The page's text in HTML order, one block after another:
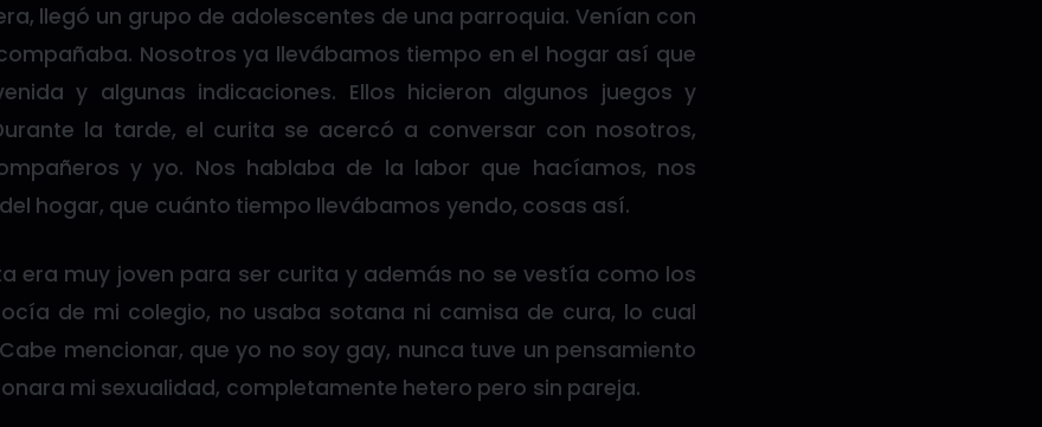
llegó un grupo de adolescentes de una parroquia. Venían con
Nosotros ya llevábamos tiempo en el hogar así que
y algunas indicaciones. Ellos hicieron algunos juegos y
la tarde, el curita se acercó a conversar con nosotros,
y yo. Nos hablaba de la labor que hacíamos, nos
hogar, que cuánto tiempo llevábamos yendo, cosas así.
era muy joven para ser curita y además no se vestía como los
de mi colegio, no usaba sotana ni camisa de cura, lo cual
mencionar, que yo no soy gay, nunca tuve un pensamiento
mi sexualidad, completamente hetero pero sin pareja.